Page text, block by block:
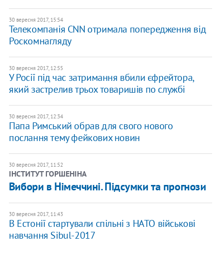
30 вересня 2017, 15:54
Телекомпанія CNN отримала попередження від
Роскомнагляду
30 вересня 2017, 12:55
У Росії під час затримання вбили єфрейтора,
який застрелив трьох товаришів по службі
30 вересня 2017, 12:34
Папа Римський обрав для свого нового
послання тему фейкових новин
30 вересня 2017, 11:52
ІНСТИТУТ ГОРШЕНІНА
Вибори в Німеччині. Підсумки та прогнози
30 вересня 2017, 11:43
В Естонії стартували спільні з НАТО військові
навчання Sibul-2017